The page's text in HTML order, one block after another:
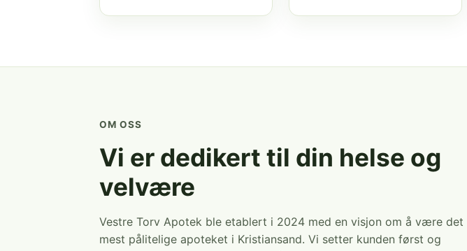
OM OSS
Vi er dedikert til din helse og
velvære
Vestre Torv Apotek ble etablert i 2024 med en visjon om å være det
mest pålitelige apoteket i Kristiansand. Vi setter kunden først og